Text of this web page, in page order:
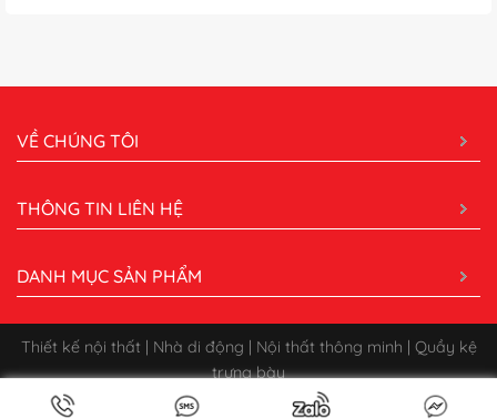
VỀ CHÚNG TÔI
THÔNG TIN LIÊN HỆ
DANH MỤC SẢN PHẨM
Thiết kế nội thất | Nhà di động | Nội thất thông minh | Quầy kệ
trưng bày
Bản quyền 2026 ©
CÔNG TY CỔ PHẦN XÂY DỰNG QUẢNG CÁO